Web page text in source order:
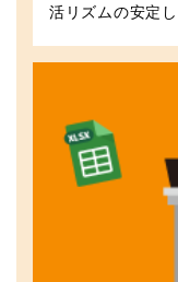
活リズムの安定